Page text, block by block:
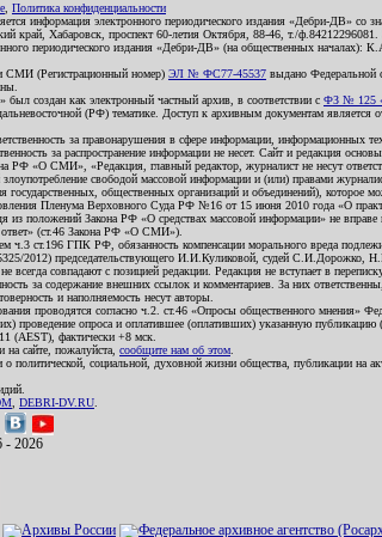
Политика конфиденциальности
информация электронного периодического издания «Дебри-
край, Хабаровск, проспект 60-летия Октября, 88-46, т./ф.84212296081.
периодического издания «Дебри-ДВ» (на общественных
СМИ (Регистрационный номер) ЭЛ № ФС77-45537 выдано Федеральной
создан как электронный частный архив, в соответствии с ФЗ № 125
(РФ) тематике. Доступ к архивным документам является
за правонарушения в сфере информации, информационных
за распространение информации не несет. Сайт и редакция
РФ «О СМИ», «Редакция, главный редактор, журналист не несут
свободой массовой информации и (или) правами
государственных, общественных организаций и объединений), которое
Пленума Верховного Суда РФ №16 от 15 июня 2010 года «О
из положений Закона РФ «О средствах массовой информации» не
(ст.46 Закона РФ «О СМИ»).
ч.3 ст.196 ГПК РФ, обязанность компенсации морального вреда
2012) председательствующего И.И.Куликовой, судей С.И.Дорожко,
всегда совпадают с позицией редакции. Редакция не вступает в
за содержание внешних ссылок и комментариев. За них
и наполняемость несут авторы.
проводятся согласно ч.2. ст.46 «Опросы общественного мнения»
проведение опроса и оплатившее (оплативших) указанную публикацию
(AEST), фактически +8 мск.
сайте, пожалуйста, сообщите нам об этом
о политической, социальной, духовной жизни общества, публикации
DEBRI-DV.RU
- 2026